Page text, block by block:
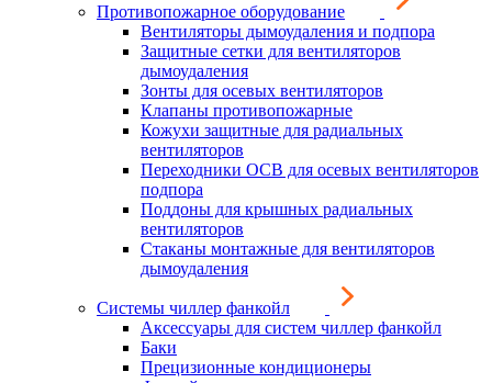
Противопожарное оборудование
Вентиляторы дымоудаления и подпора
Защитные сетки для вентиляторов
дымоудаления
Зонты для осевых вентиляторов
Клапаны противопожарные
Кожухи защитные для радиальных
вентиляторов
Переходники ОСВ для осевых вентиляторов
подпора
Поддоны для крышных радиальных
вентиляторов
Стаканы монтажные для вентиляторов
дымоудаления
Системы чиллер фанкойл
Аксессуары для систем чиллер фанкойл
Баки
Прецизионные кондиционеры